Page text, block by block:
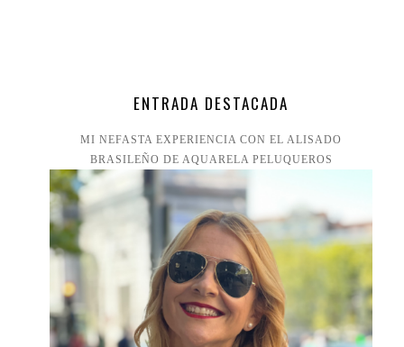
ENTRADA DESTACADA
MI NEFASTA EXPERIENCIA CON EL ALISADO
BRASILEÑO DE AQUARELA PELUQUEROS